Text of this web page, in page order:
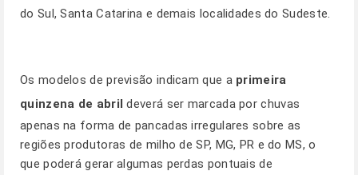
do Sul, Santa Catarina e demais localidades do Sudeste.
Os modelos de previsão indicam que a primeira
quinzena de abril deverá ser marcada por chuvas
apenas na forma de pancadas irregulares sobre as
regiões produtoras de milho de SP, MG, PR e do MS, o
que poderá gerar algumas perdas pontuais de